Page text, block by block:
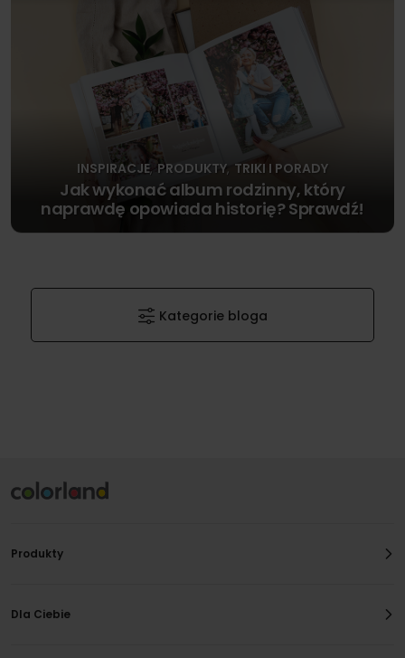
INSPIRACJE, PRODUKTY, TRIKI I PORADY
Jak wykonać album rodzinny, który
naprawdę opowiada historię? Sprawdź!
Kategorie bloga
Produkty
Dla Ciebie